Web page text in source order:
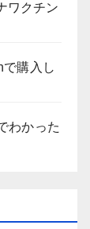
ワクチン
購入し
わかった